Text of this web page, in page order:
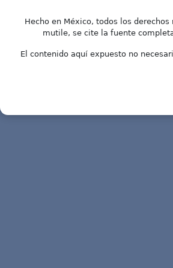
Hecho en México, todos los
mutile, se cite la fuente
El contenido aquí expuesto no